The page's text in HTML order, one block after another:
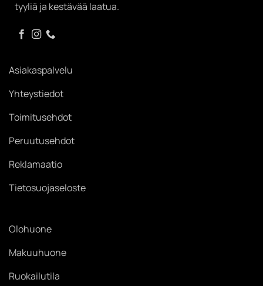
tyyliä ja kestävää laatua.
Asiakaspalvelu
Yhteystiedot
Toimitusehdot
Peruutusehdot
Reklamaatio
Tietosuojaseloste
Olohuone
Makuuhuone
Ruokailutila